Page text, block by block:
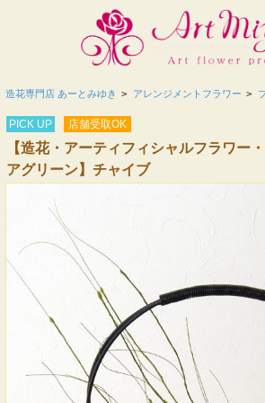
造花専門店 あーとみゆき > アレンジメントフラワー >
PICK UP 店舗受取OK
【造花・アーティフィシャルフラワー
アグリーン】チャイブ